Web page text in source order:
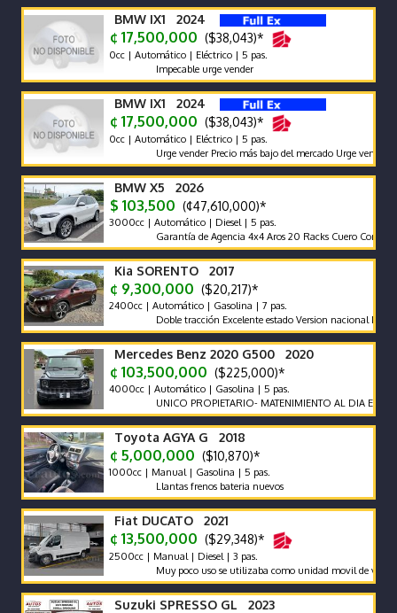
BMW IX1 2024
¢ 17,500,000 ($38,043)*
0cc | Automático | Eléctrico | 5 pas.
Impecable urge vender
BMW IX1 2024
¢ 17,500,000 ($38,043)*
0cc | Automático | Eléctrico | 5 pas.
Urge vender Precio más bajo del mercado Urge vender
BMW X5 2026
$ 103,500 (¢47,610,000)*
3000cc | Automático | Diesel | 5 pas.
Garantía de Agencia 4x4 Aros 20 Racks Cuero Compuerta
Kia SORENTO 2017
¢ 9,300,000 ($20,217)*
2400cc | Automático | Gasolina | 7 pas.
Doble tracción Excelente estado Version nacional Nada que
Mercedes Benz 2020 G500 2020
¢ 103,500,000 ($225,000)*
4000cc | Automático | Gasolina | 5 pas.
UNICO PROPIETARIO- MATENIMIENTO AL DIA EN AGENCIA
Toyota AGYA G 2018
¢ 5,000,000 ($10,870)*
1000cc | Manual | Gasolina | 5 pas.
Llantas frenos bateria nuevos
Fiat DUCATO 2021
¢ 13,500,000 ($29,348)*
2500cc | Manual | Diesel | 3 pas.
Muy poco uso se utilizaba como unidad movil de video
Suzuki SPRESSO GL 2023